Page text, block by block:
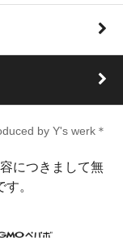
by Y's werk＊
につきまして無
。